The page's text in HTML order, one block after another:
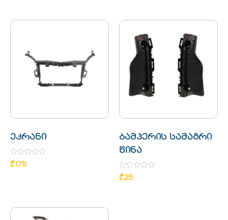
ეკრანი
Rated
0
₾175
ბამპერის სამაგრი
წინა
Rated
0
₾25